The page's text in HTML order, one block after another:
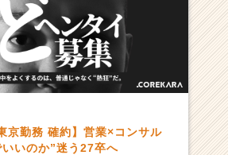
京勤務 確約】営業×コンサル
いいのか”迷う27卒へ